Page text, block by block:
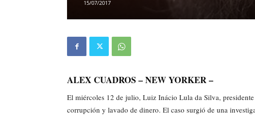
15/07/2017
ALEX CUADROS – NEW YORKER –
El miércoles 12 de julio, Luiz Inácio Lula da Silva,
corrupción y lavado de dinero. El caso surgió de una